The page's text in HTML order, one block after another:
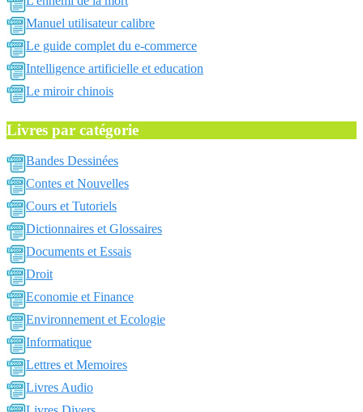
Manuel utilisateur calibre
Le guide complet du e-commerce
Intelligence artificielle et education
Le miroir chinois
Livres par catégorie
Bandes Dessinées
Contes et Nouvelles
Cours et Tutoriels
Dictionnaires et Glossaires
Documents et Essais
Droit
Economie et Finance
Environnement et Ecologie
Informatique
Lettres et Memoires
Livres Audio